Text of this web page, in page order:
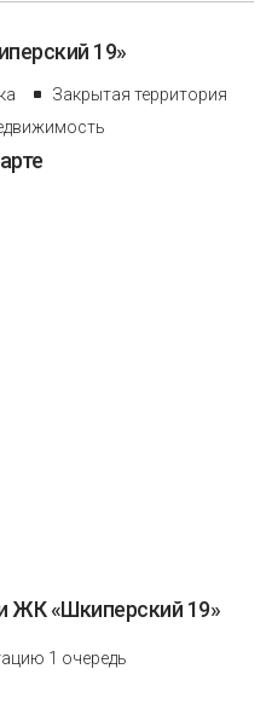
19»
Закрытая территория
ЖК «Шкиперский 19»
1 очередь